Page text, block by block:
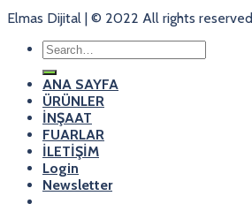
Elmas Dijital | © 2022 All rights reserved
Search
ANA SAYFA
ÜRÜNLER
İNŞAAT
FUARLAR
İLETİŞİM
Login
Newsletter